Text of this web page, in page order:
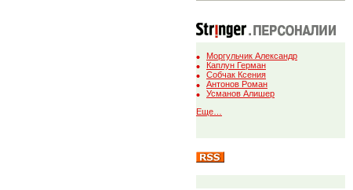
Моргульчик Александр
Каплун Герман
Собчак Ксения
Антонов Роман
Усманов Алишер
Еще…